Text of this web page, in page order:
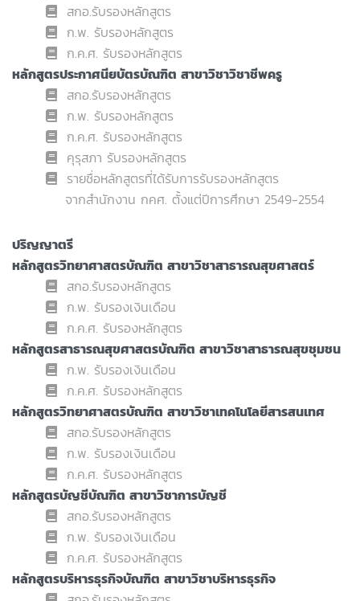
สกอ.รับรองหลักสูตร
ก.พ. รับรองหลักสูตร
ก.ค.ศ. รับรองหลักสูตร
หลักสูตรประกาศนียบัตรบัณฑิต สาขาวิชาวิชาชีพครู
สกอ.รับรองหลักสูตร
ก.พ. รับรองหลักสูตร
ก.ค.ศ. รับรองหลักสูตร
คุรุสภา รับรองหลักสูตร
รายชื่อหลักสูตรที่ได้รับการรับรองหลักสูตร
จากสำนักงาน กคศ. ตั้งแต่ปีการศึกษา 2549-2554
ปริญญาตรี
หลักสูตรวิทยาศาสตรบัณฑิต สาขาวิชาสาธารณสุขศาสตร์
สกอ.รับรองหลักสูตร
ก.พ. รับรองเงินเดือน
ก.ค.ศ. รับรองหลักสูตร
หลักสูตรสาธารณสุขศาสตรบัณฑิต สาขาวิชาสาธารณสุขชุมชน
ก.พ. รับรองเงินเดือน
ก.ค.ศ. รับรองหลักสูตร
หลักสูตรวิทยาศาสตรบัณฑิต สาขาวิชาเทคโนโลยีสารสนเทศ
สกอ.รับรองหลักสูตร
ก.พ. รับรองเงินเดือน
ก.ค.ศ. รับรองหลักสูตร
หลักสูตรบัญชีบัณฑิต สาขาวิชาการบัญชี
สกอ.รับรองหลักสูตร
ก.พ. รับรองเงินเดือน
ก.ค.ศ. รับรองหลักสูตร
หลักสูตรบริหารธุรกิจบัณฑิต สาขาวิชาบริหารธุรกิจ